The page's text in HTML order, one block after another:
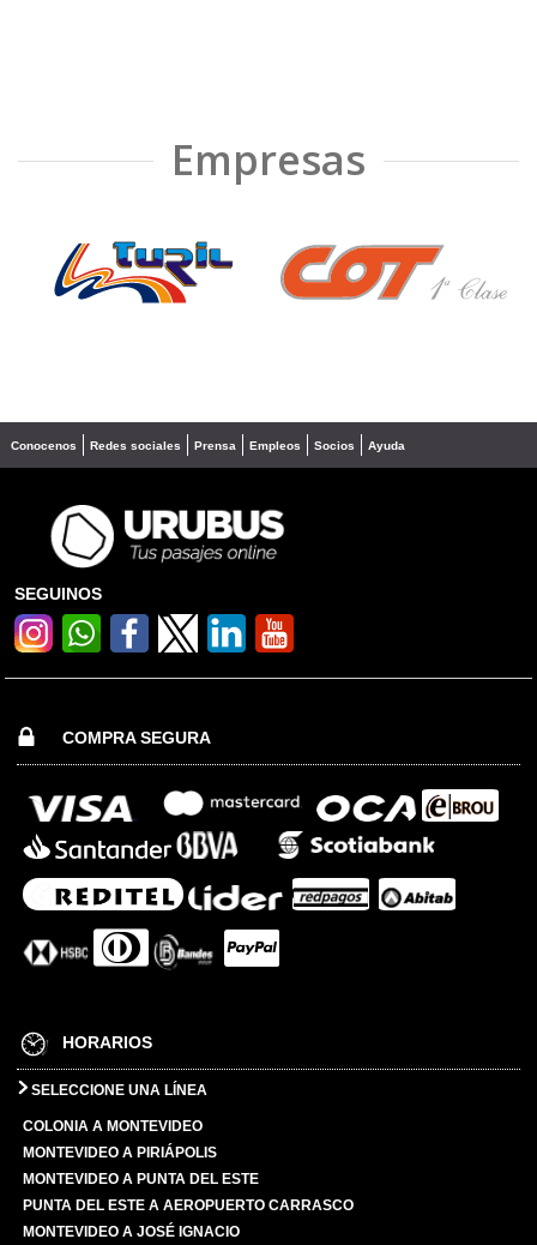
Empresas
❮ ❯
Conocenos Redes sociales Prensa Empleos Socios Ayuda
SEGUINOS
COMPRA SEGURA
HORARIOS
SELECCIONE UNA LÍNEA
COLONIA A MONTEVIDEO
MONTEVIDEO A PIRIÁPOLIS
MONTEVIDEO A PUNTA DEL ESTE
PUNTA DEL ESTE A AEROPUERTO CARRASCO
MONTEVIDEO A JOSÉ IGNACIO